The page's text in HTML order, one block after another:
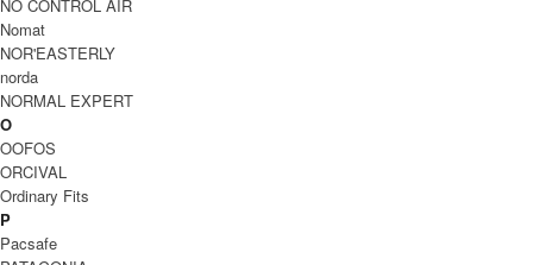
M 93cm
L 95cm
INFORMATION
名
商品
Operator MiG Jacket
型番
NO CONTROL AIR
Nomat
NOR'EASTERLY
norda
NORMAL EXPERT
O
OOFOS
ORCIVAL
Ordinary Fits
P
Pacsafe